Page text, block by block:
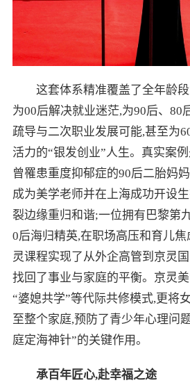
这套体系精准覆盖了全年龄
为00后解决就业迷茫,为90后、80
疏导与二次职业发展可能,甚至为
活力的“银发创业”人生。真实案
曾罹患重度抑郁症的90后二胎妈
成为美学老师并在上海成功开设
裂边缘重归和谐;一位拥有巴黎第
0后海归精英,在职场高压和育儿
灵课程实现了从外企高管到京灵
找回了事业与家庭的平衡。京灵
“婆媳共学”等代际共修模式,更将
至整个家庭,预防了青少年心理问
庭定海神针”的关键作用。
承百年匠心,赴幸福之途